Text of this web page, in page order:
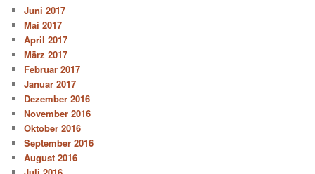
Juni 2017
Mai 2017
April 2017
März 2017
Februar 2017
Januar 2017
Dezember 2016
November 2016
Oktober 2016
September 2016
August 2016